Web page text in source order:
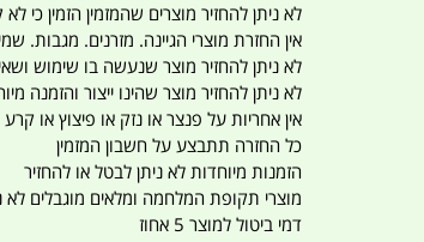
לא ניתן להחזיר מוצרים שהמזמין הזמין
אין החזרת מוצרי הגיינה. מזרנים. מגבות.
לא ניתן להחזיר מוצר שנעשה בו שימוש
לא ניתן להחזיר מוצר שהינו ייצור
אין אחריות על פנצר או נזק או פיצוץ או קרע
כל החזרה תתבצע על חשבון המזמין
הזמנות מיוחדות לא ניתן לבטל או להחזיר
מוצרי תקופת המלחמה ומלאים מוגבלים לא
דמי ביטול למוצר 5 אחוז